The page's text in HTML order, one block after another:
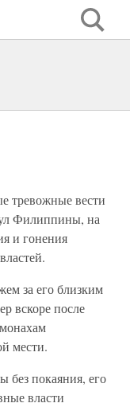
тревожные вести
Филиппины, на
и гонения
за его близким
вскоре после
мести.
без покаяния, его
власти